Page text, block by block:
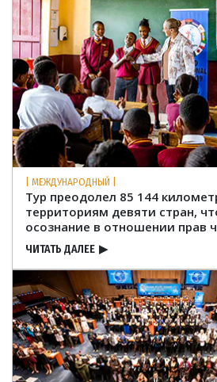
| МЕЖДУНАРОДНЫЙ |
Тур преодолел 85 144
территориям девяти стран,
осознание в отношении прав
ЧИТАТЬ ДАЛЕЕ ▶